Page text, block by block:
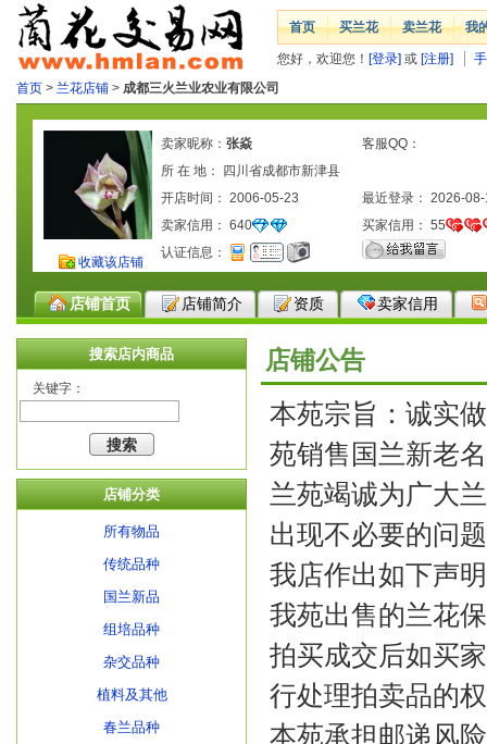
首页 买兰花 卖兰花 我
您好，欢迎您！ [登录] 或 [注册]
首页 > 兰花店铺 > 成都三火兰业农业有限公司
收藏该店铺
卖家昵称： 张焱
客服QQ：
所 在 地： 四川省成都市新津县
开店时间： 2006-05-23
最近登录： 2026-
卖家信用： 640 买家信用： 55
认证信息：
店铺首页 店铺简介 资质 卖家信用
搜索店内商品
关键字：
店铺分类
所有物品
传统品种
国兰新品
组培品种
杂交品种
植料及其他
春兰品种
店铺公告
本苑宗旨：诚实
苑销售国兰新老
兰苑竭诚为广大
出现不必要的问
我店作出如下声
我苑出售的兰花
拍买成交后如买
行处理拍卖品的
本苑承担邮递风